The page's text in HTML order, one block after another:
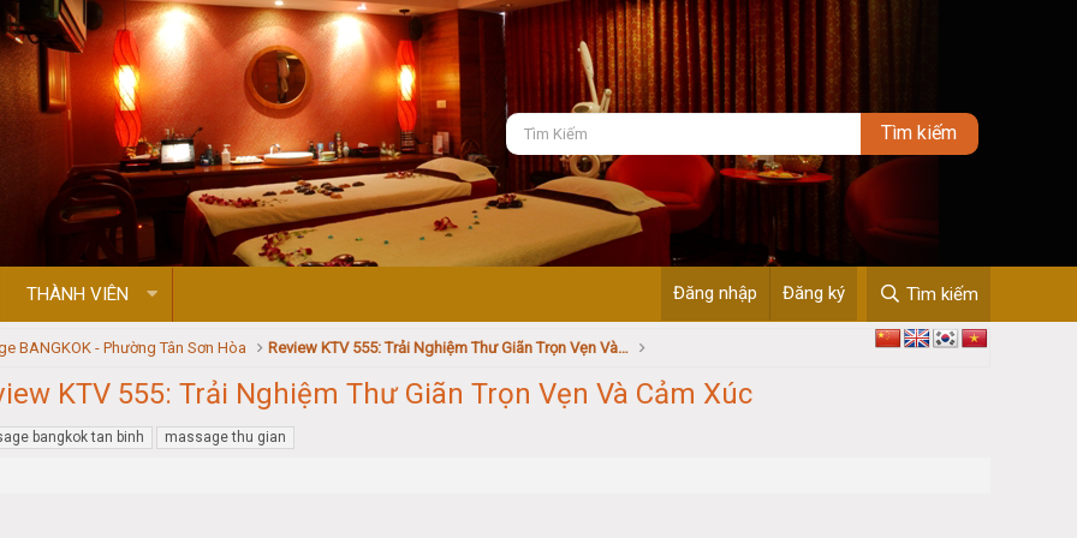
THÀNH VIÊN Đăng nhập Đăng ký Tìm kiếm
BANGKOK - Phường Tân Sơn Hòa Review KTV 555: Trải Nghiệm Thư Giãn Trọn Vẹn Và Cảm Xúc
KTV 555: Trải Nghiệm Thư Giãn Trọn Vẹn Và Cảm Xúc
bangkok tan binh massage thu gian